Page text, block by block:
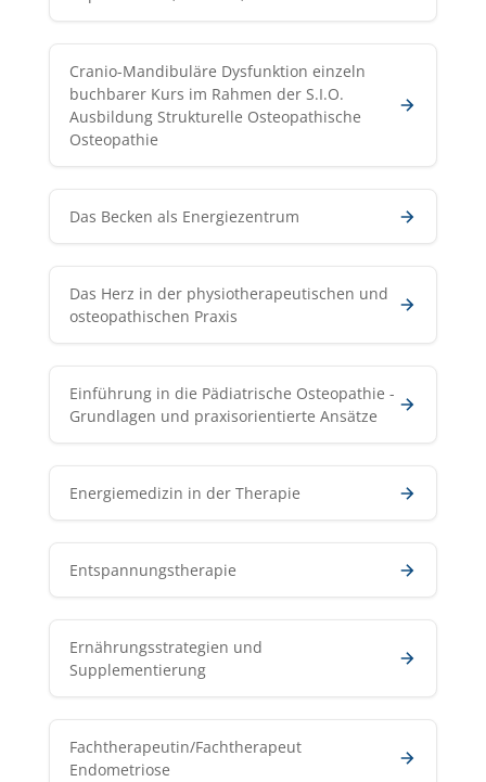
Cranio-Mandibuläre Dysfunktion einzeln
buchbarer Kurs im Rahmen der S.I.O.
Ausbildung Strukturelle Osteopathische
Osteopathie
Das Becken als Energiezentrum
Das Herz in der physiotherapeutischen und
osteopathischen Praxis
Einführung in die Pädiatrische Osteopathie -
Grundlagen und praxisorientierte Ansätze
Energiemedizin in der Therapie
Entspannungstherapie
Ernährungsstrategien und
Supplementierung
Fachtherapeutin/Fachtherapeut
Endometriose